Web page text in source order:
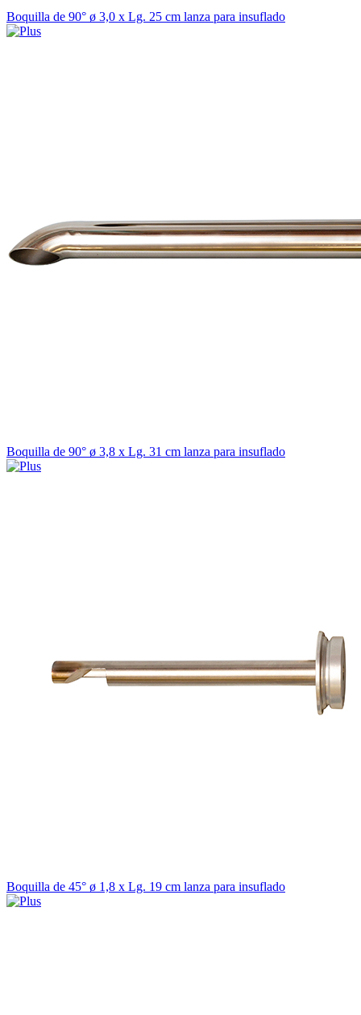
Boquilla de 90° ø 3,0 x Lg. 25 cm lanza para insuflado
Boquilla de 90° ø 3,8 x Lg. 31 cm lanza para insuflado
Boquilla de 45° ø 1,8 x Lg. 19 cm lanza para insuflado